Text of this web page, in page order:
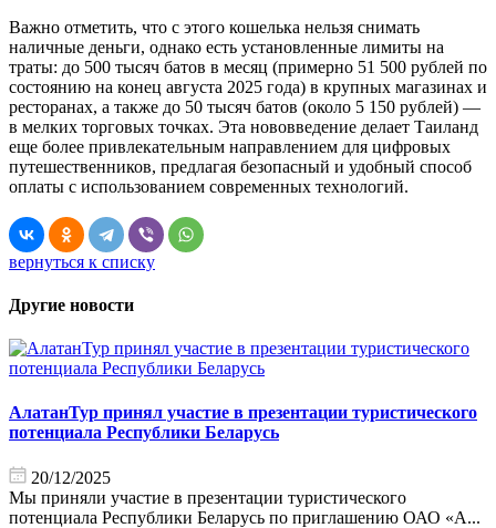
Важно отметить, что с этого кошелька нельзя снимать
наличные деньги, однако есть установленные лимиты на
траты: до 500 тысяч батов в месяц (примерно 51 500 рублей по
состоянию на конец августа 2025 года) в крупных магазинах и
ресторанах, а также до 50 тысяч батов (около 5 150 рублей) —
в мелких торговых точках. Эта нововведение делает Таиланд
еще более привлекательным направлением для цифровых
путешественников, предлагая безопасный и удобный способ
оплаты с использованием современных технологий.
вернуться к списку
Другие новости
АлатанТур принял участие в презентации туристического
потенциала Республики Беларусь
20/12/2025
Мы приняли участие в презентации туристического
потенциала Республики Беларусь по приглашению ОАО «А...